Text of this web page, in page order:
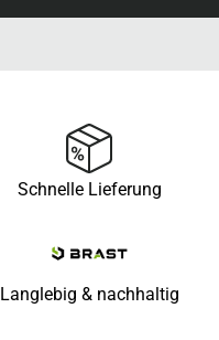
Schnelle Lieferung
Langlebig & nachhaltig